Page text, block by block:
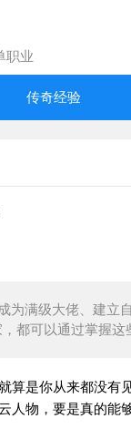
职业
传奇经验
为满级大佬、建立
都可以通过掌握这
是你从来都没有
人物，要是真的能